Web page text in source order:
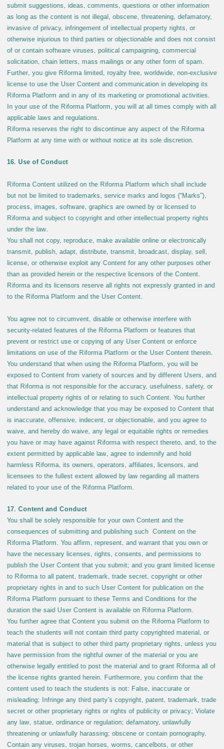
submit suggestions, ideas, comments, questions or other information
as long as the content is not illegal, obscene, threatening, defamatory,
invasive of privacy, infringement of intellectual property rights, or
otherwise injurious to third parties or objectionable and does not consist
of or contain software viruses, political campaigning, commercial
solicitation, chain letters, mass mailings or any other form of spam.
Further, you give Riforma limited, royalty free, worldwide, non-exclusive
license to use the User Content and communication in developing its
Riforma Platform and in any of its marketing or promotional activities.
In your use of the Riforma Platform, you will at all times comply with all
applicable laws and regulations.
Riforma reserves the right to discontinue any aspect of the Riforma
Platform at any time with or without notice at its sole discretion.
16. Use of Conduct
Riforma Content utilized on the Riforma Platform which shall include
but not be limited to trademarks, service marks and logos (“Marks”),
process, images, software, graphics are owned by or licensed to
Riforma and subject to copyright and other intellectual property rights
under the law.
You shall not copy, reproduce, make available online or electronically
transmit, publish, adapt, distribute, transmit, broadcast, display, sell,
license, or otherwise exploit any Content for any other purposes other
than as provided herein or the respective licensors of the Content.
Riforma and its licensors reserve all rights not expressly granted in and
to the Riforma Platform and the User Content.
You agree not to circumvent, disable or otherwise interfere with
security-related features of the Riforma Platform or features that
prevent or restrict use or copying of any User Content or enforce
limitations on use of the Riforma Platform or the User Content therein.
You understand that when using the Riforma Platform, you will be
exposed to Content from variety of sources and by different Users, and
that Riforma is not responsible for the accuracy, usefulness, safety, or
intellectual property rights of or relating to such Content. You further
understand and acknowledge that you may be exposed to Content that
is inaccurate, offensive, indecent, or objectionable, and you agree to
waive, and hereby do waive, any legal or equitable rights or remedies
you have or may have against Riforma with respect thereto, and, to the
extent permitted by applicable law, agree to indemnify and hold
harmless Riforma, its owners, operators, affiliates, licensors, and
licensees to the fullest extent allowed by law regarding all matters
related to your use of the Riforma Platform.
17. Content and Conduct
You shall be solely responsible for your own Content and the
consequences of submitting and publishing such Content on the
Riforma Platform. You affirm, represent, and warrant that you own or
have the necessary licenses, rights, consents, and permissions to
publish the User Content that you submit; and you grant limited license
to Riforma to all patent, trademark, trade secret, copyright or other
proprietary rights in and to such User Content for publication on the
Riforma Platform pursuant to these Terms and Conditions for the
duration the said User Content is available on Riforma Platform.
You further agree that Content you submit on the Riforma Platform to
teach the students will not contain third party copyrighted material, or
material that is subject to other third party proprietary rights, unless you
have permission from the rightful owner of the material or you are
otherwise legally entitled to post the material and to grant Riforma all of
the license rights granted herein. Furthermore, you confirm that the
content used to teach the students is not: False, inaccurate or
misleading; Infringe any third party’s copyright, patent, trademark, trade
secret or other proprietary rights or rights of publicity or privacy; Violate
any law, statue, ordinance or regulation; defamatory, unlawfully
threatening or unlawfully harassing; obscene or contain pornography.
Contain any viruses, trojan horses, worms, cancelbots, or other